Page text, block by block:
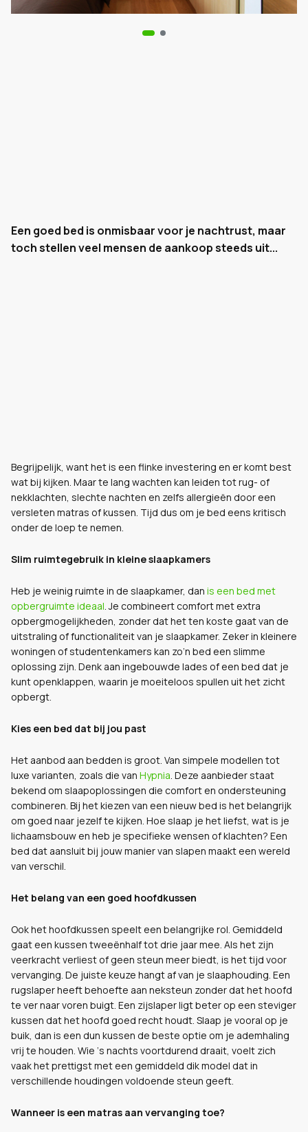
Een goed bed is onmisbaar voor je nachtrust, maar
toch stellen veel mensen de aankoop steeds uit...
Begrijpelijk, want het is een flinke investering en er komt best
wat bij kijken. Maar te lang wachten kan leiden tot rug- of
nekklachten, slechte nachten en zelfs allergieën door een
versleten matras of kussen. Tijd dus om je bed eens kritisch
onder de loep te nemen.
Slim ruimtegebruik in kleine slaapkamers
Heb je weinig ruimte in de slaapkamer, dan is een bed met
opbergruimte ideaal. Je combineert comfort met extra
opbergmogelijkheden, zonder dat het ten koste gaat van de
uitstraling of functionaliteit van je slaapkamer. Zeker in kleinere
woningen of studentenkamers kan zo’n bed een slimme
oplossing zijn. Denk aan ingebouwde lades of een bed dat je
kunt openklappen, waarin je moeiteloos spullen uit het zicht
opbergt.
Kies een bed dat bij jou past
Het aanbod aan bedden is groot. Van simpele modellen tot
luxe varianten, zoals die van Hypnia. Deze aanbieder staat
bekend om slaapoplossingen die comfort en ondersteuning
combineren. Bij het kiezen van een nieuw bed is het belangrijk
om goed naar jezelf te kijken. Hoe slaap je het liefst, wat is je
lichaamsbouw en heb je specifieke wensen of klachten? Een
bed dat aansluit bij jouw manier van slapen maakt een wereld
van verschil.
Het belang van een goed hoofdkussen
Ook het hoofdkussen speelt een belangrijke rol. Gemiddeld
gaat een kussen tweeënhalf tot drie jaar mee. Als het zijn
veerkracht verliest of geen steun meer biedt, is het tijd voor
vervanging. De juiste keuze hangt af van je slaaphouding. Een
rugslaper heeft behoefte aan neksteun zonder dat het hoofd
te ver naar voren buigt. Een zijslaper ligt beter op een steviger
kussen dat het hoofd goed recht houdt. Slaap je vooral op je
buik, dan is een dun kussen de beste optie om je ademhaling
vrij te houden. Wie ‘s nachts voortdurend draait, voelt zich
vaak het prettigst met een gemiddeld dik model dat in
verschillende houdingen voldoende steun geeft.
Wanneer is een matras aan vervanging toe?